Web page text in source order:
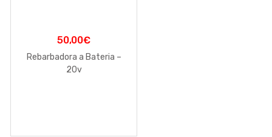
50,00€
Rebarbadora a Bateria –
20v